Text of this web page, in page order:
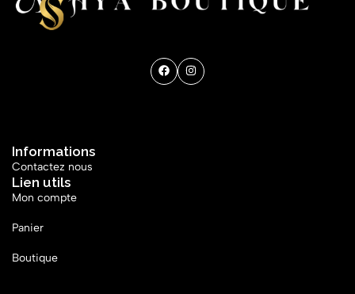
Informations
Contactez nous
Lien utils
Mon compte
Panier
Boutique